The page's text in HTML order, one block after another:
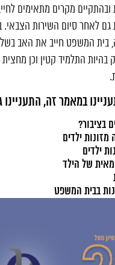
ובהתקיים מקרים מתאימים
גם לאחר סיום השירות הצבאי.
בית המשפט חייב את האב
בהיות התלמיד קטין וכן
במאמר זה, התעניינו
בציבור?
מזונות ילדים
ילדים
של הילד
בבית המשפט